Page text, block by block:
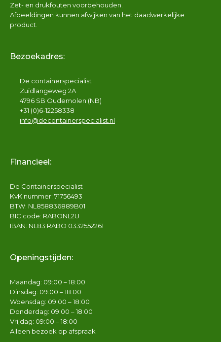
Zet- en drukfouten voorbehouden.
Afbeeldingen kunnen afwijken van het daadwerkelijke
product.
Bezoekadres:
De containerspecialist
Zuidlangeweg 2A
4796 SB Oudemolen (NB)
+31 (0)6-12258338
info@decontainerspecialist.nl
Financieel:
De Containerspecialist
KvK nummer: 71756493
BTW: NL858836889B01
BIC code: RABONL2U
IBAN: NL83 RABO 0332552261
Openingstijden:
Maandag: 09:00 – 18:00
Dinsdag: 09:00 – 18:00
Woensdag: 09:00 – 18:00
Donderdag: 09:00 – 18:00
Vrijdag: 09:00 – 18:00
Alleen bezoek op afspraak